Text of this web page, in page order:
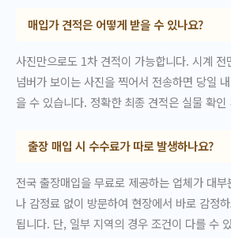
매입가 견적은 어떻게 받을 수 있나요?
사진만으로도 1차 견적이 가능합니다. 시계 전
넘버가 보이는 사진을 찍어서 전송하면 당일
을 수 있습니다. 정확한 최종 견적은 실물 확인
출장 매입 시 수수료가 따로 발생하나요?
전국 출장매입을 무료로 제공하는 업체가 대
나 감정료 없이 방문하여 현장에서 바로 감정
됩니다. 단, 일부 지역의 경우 조건이 다를 수